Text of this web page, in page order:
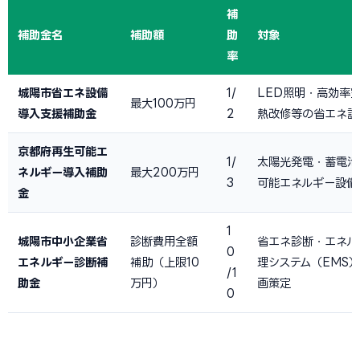
補助金名 補助額
補
助
率
対象
城陽市省エネ設備
導入支援補助金
最大100万円
1/
2
LED照明・高効率
熱改修等の省エネ
京都府再生可能エ
ネルギー導入補助
金
最大200万円
1/
3
太陽光発電・蓄電
可能エネルギー設
城陽市中小企業省
エネルギー診断補
助金
診断費用全額
補助（上限10
万円）
1
0
/1
0
省エネ診断・エネ
理システム（EMS
画策定